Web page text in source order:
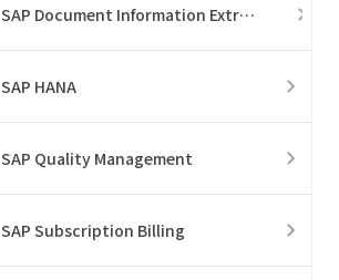
SAP Document Information Extraction
SAP HANA
SAP Quality Management
SAP Subscription Billing